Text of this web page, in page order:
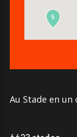
5
Au Stade en un